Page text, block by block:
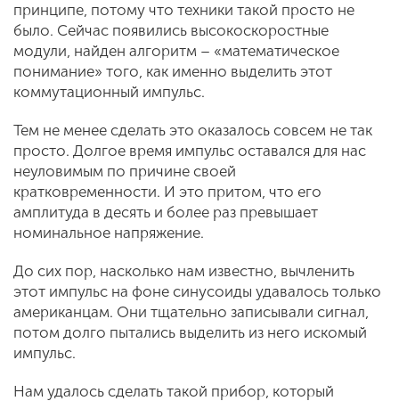
принципе, потому что техники такой просто не
было. Сейчас появились высокоскоростные
модули, найден алгоритм – «математическое
понимание» того, как именно выделить этот
коммутационный импульс.
Тем не менее сделать это оказалось совсем не так
просто. Долгое время импульс оставался для нас
неуловимым по причине своей
кратковременности. И это притом, что его
амплитуда в десять и более раз превышает
номинальное напряжение.
До сих пор, насколько нам известно, вычленить
этот импульс на фоне синусоиды удавалось только
американцам. Они тщательно записывали сигнал,
потом долго пытались выделить из него искомый
импульс.
Нам удалось сделать такой прибор, который